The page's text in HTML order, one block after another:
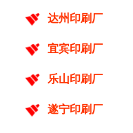
达州印刷厂
宜宾印刷厂
乐山印刷厂
遂宁印刷厂